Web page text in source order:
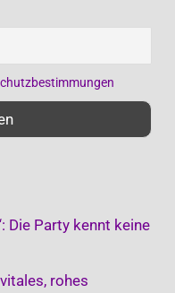
Die Party kennt keine
rohes